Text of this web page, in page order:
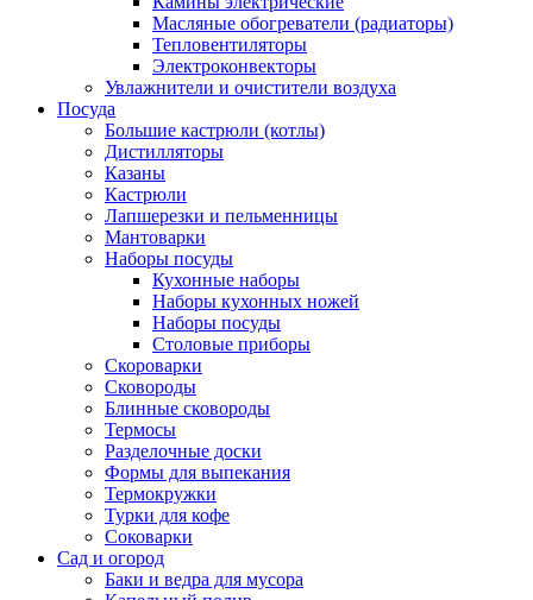
Масляные обогреватели (радиаторы)
Тепловентиляторы
Электроконвекторы
Увлажнители и очистители воздуха
Посуда
Большие кастрюли (котлы)
Дистилляторы
Казаны
Кастрюли
Лапшерезки и пельменницы
Мантоварки
Наборы посуды
Кухонные наборы
Наборы кухонных ножей
Наборы посуды
Столовые приборы
Скороварки
Сковороды
Блинные сковороды
Термосы
Разделочные доски
Формы для выпекания
Термокружки
Турки для кофе
Соковарки
Сад и огород
Баки и ведра для мусора